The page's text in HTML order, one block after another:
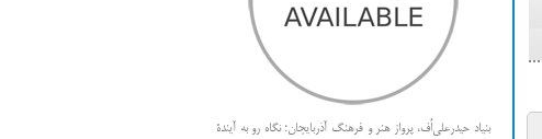
بنیاد حیدرعلی‌اُف، پرواز هنر و فرهنگ آذربایجان؛ نگاه رو به آیندۀ